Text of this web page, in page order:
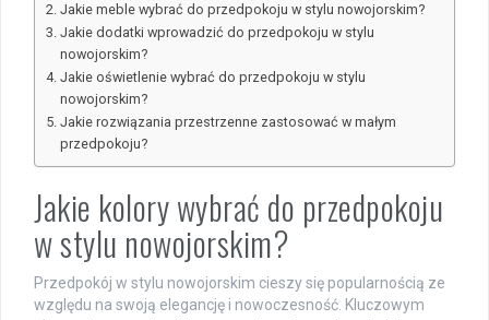
Jakie meble wybrać do przedpokoju w stylu nowojorskim?
Jakie dodatki wprowadzić do przedpokoju w stylu
nowojorskim?
Jakie oświetlenie wybrać do przedpokoju w stylu
nowojorskim?
Jakie rozwiązania przestrzenne zastosować w małym
przedpokoju?
Jakie kolory wybrać do przedpokoju
w stylu nowojorskim?
Przedpokój w stylu nowojorskim cieszy się popularnością ze
względu na swoją elegancję i nowoczesność. Kluczowym